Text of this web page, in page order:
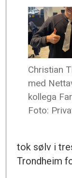
Christian
med
kollega
Foto:
tok sølv i
Trondheim